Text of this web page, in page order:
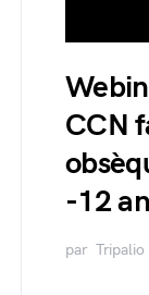
CCN
-12
par Tripalio